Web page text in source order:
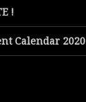
!
Calendar 2020